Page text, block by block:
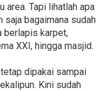
area. Tapi lihatlah apa
saja bagaimana sudah
berlapis karpet,
XXI, hingga masjid.
dipakai sampai
Kini sudah